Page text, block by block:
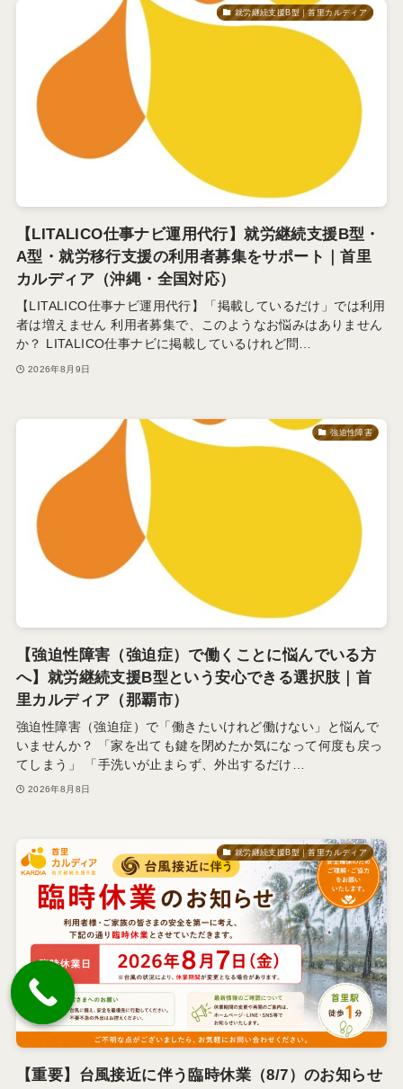
就労継続支援B型｜首里カルディア
【LITALICO仕事ナビ運用代行】就労継続支援B型・
A型・就労移行支援の利用者募集をサポート｜首里
カルディア（沖縄・全国対応）
【LITALICO仕事ナビ運用代行】「掲載しているだけ」では利用
者は増えません 利用者募集で、このようなお悩みはありません
か？ LITALICO仕事ナビに掲載しているけれど問…
2026年8月9日
強迫性障害
【強迫性障害（強迫症）で働くことに悩んでいる方
へ】就労継続支援B型という安心できる選択肢｜首
里カルディア（那覇市）
強迫性障害（強迫症）で「働きたいけれど働けない」と悩んで
いませんか？ 「家を出ても鍵を閉めたか気になって何度も戻っ
てしまう」 「手洗いが止まらず、外出するだけ…
2026年8月8日
就労継続支援B型｜首里カルディア
【重要】台風接近に伴う臨時休業（8/7）のお知らせ